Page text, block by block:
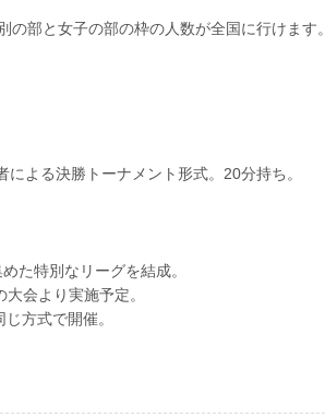
部と女子の部の枠の人数が全国に行けます。
よる決勝トーナメント形式。20分持ち。
た特別なリーグを結成。
会より実施予定。
方式で開催。